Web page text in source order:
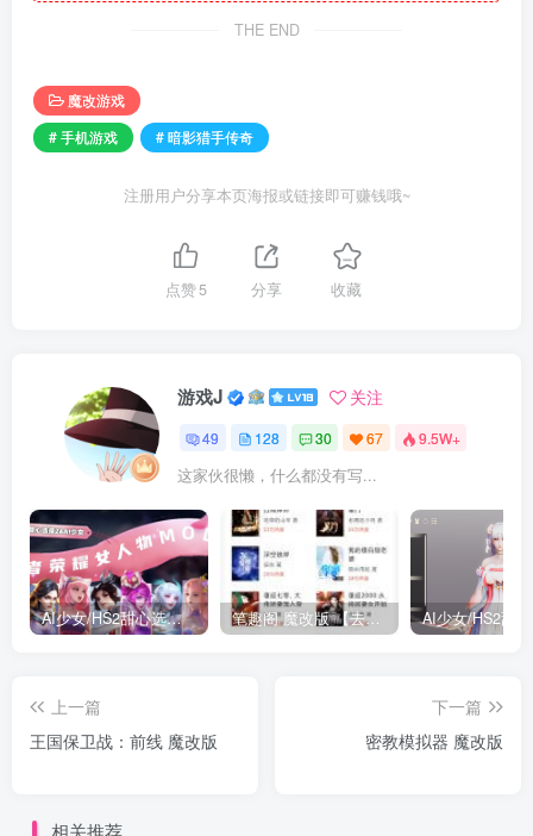
THE END
魔改游戏
# 手机游戏
# 暗影猎手传奇
注册用户分享本页海报或链接即可赚钱哦~
点赞5 分享 收藏
游戏J 关注
49 128 30 67 9.5W+
这家伙很懒，什么都没有写...
AI少女/HS2甜心选择2 仿王者荣耀人物卡全合集打包 笔趣阁 魔改版 【去广告免费小说】
上一篇
王国保卫战：前线 魔改版
下一篇
密教模拟器 魔改版
相关推荐